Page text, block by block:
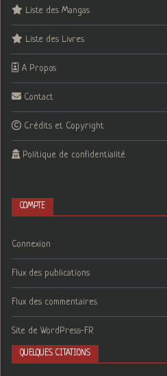
Liste des Mangas
Liste des Livres
A Propos
Contact
Crédits et Copyright
Politique de confidentialité
COMPTE
Connexion
Flux des publications
Flux des commentaires
Site de WordPress-FR
QUELQUES CITATIONS